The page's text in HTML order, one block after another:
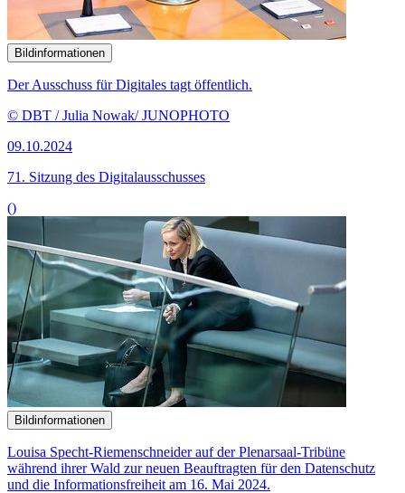
Bildinformationen
Der Ausschuss für Digitales tagt öffentlich.
© DBT / Julia Nowak/ JUNOPHOTO
09.10.2024
71. Sitzung des Digitalausschusses
()
Bildinformationen
Louisa Specht-Riemenschneider auf der Plenarsaal-Tribüne
während ihrer Wald zur neuen Beauftragten für den Datenschutz
und die Informationsfreiheit am 16. Mai 2024.